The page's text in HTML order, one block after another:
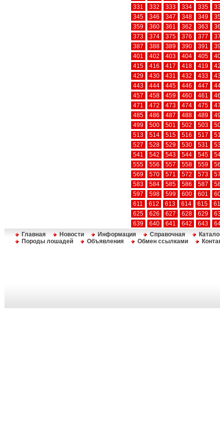
331
332 333 334 335
345
346 347 348 349
359
360 361 362 363
373
374 375 376 377
387
388 389 390 391
401
402 403 404 405
415
416 417 418 419
429
430 431 432 433
443
444 445 446 447
457
458 459 460 461
471
472 473 474 475
485
486 487 488 489
499
500 501 502 503
513
514 515 516 517
527
528 529 530 531
541
542 543 544 545
555
556 557 558 559
569
570 571 572 573
583
584 585 586 587
597
598 599 600 601
611
612 613 614 615
625
626 627 628 629
639
640 641 642 643
Главная
Новости Информация Справочная
Породы лошадей
Объявления Обмен ссылками